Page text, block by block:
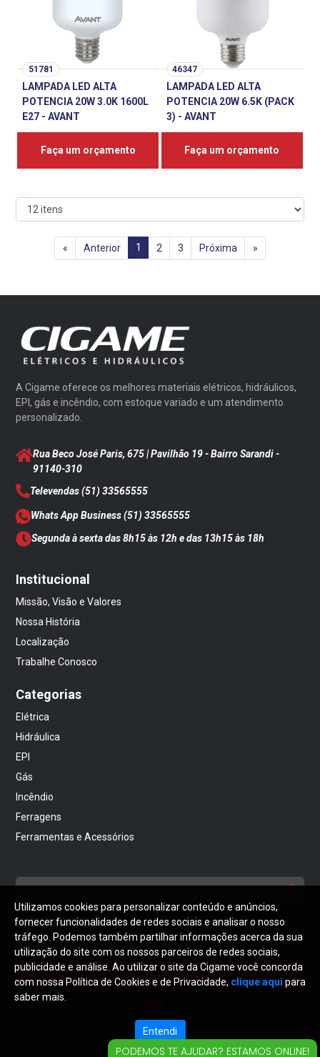
51781
LAMPADA LED ALTA
POTENCIA 20W 3.0K 1600L
E27 - AVANT
Faça um orçamento
46347
LAMPADA LED ALTA
POTENCIA 20W 6.5K (PACK
3) - AVANT
Faça um orçamento
« Anterior 1 2 3 Próxima »
A Cigame oferece os melhores materiais elétricos, hidráulicos,
EPI, gás e incêndio, com estoque variado e um atendimento
personalizado.
Rua Beco José Paris, 675 | Pavilhão 19 - Bairro Sarandi-
91140-310
Televendas(51) 33565555
Whats App Business(51) 33565555
Segunda à sexta das 8h15 às 12h e das 13h15 às 18h
Institucional
Missão, Visão e Valores
Nossa História
Localização
Trabalhe Conosco
Categorias
Elétrica
Hidráulica
EPI
Gás
Incêndio
Ferragens
Ferramentas e Acessórios
NEWSLETTER
Receba notícias atualizadas da CIGAME
Quero receber
Utilizamos cookies para personalizar conteúdo e anúncios,
fornecer funcionalidades de redes sociais e analisar o nosso
tráfego. Podemos também partilhar informações acerca da sua
utilização do site com os nossos parceiros de redes sociais,
publicidade e análise. Ao utilizar o site da Cigame você concorda
com nossa Política de Cookies e de Privacidade, clique aqui para
saber mais.
Entendi
PODEMOS TE AJUDAR? ESTAMOS ONLINE!